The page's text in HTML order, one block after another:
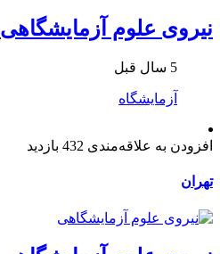
نیروی علوم آزمایشگاهی
5 سال قبل
آزمایشگاه
افزودن به علاقه‌مندی 432 بازدید
تهران